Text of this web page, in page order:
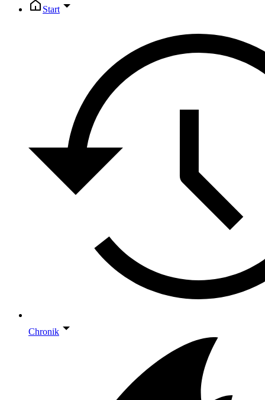
Start
Chronik